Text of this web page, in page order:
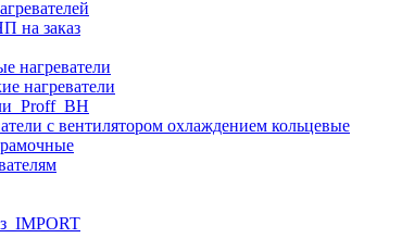
на заказ
нагреватели
нагреватели
с вентилятором охлаждением кольцевые